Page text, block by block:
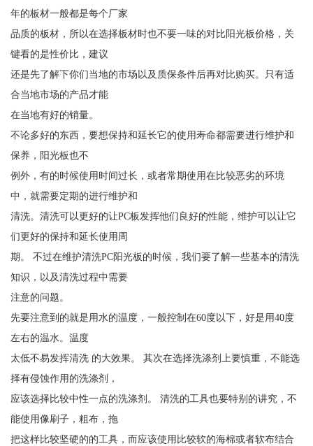
年的板材一般都是每个厂家
品质的板材，所以在选择板材时也不要一味的对比阳光板价格，关
键看的是性价比，建议
还是先了解下你们当地的市场以及质保条件后再对比购买。只有适
合当地市场的产品才能
在当地有好的销量。
不论多好的东西，要想保持和延长它的使用寿命都需要进行维护和
保养，阳光板也不
例外，有的时候使用时间过长，或者常期使用在比较恶劣的环境
中，就需要定期的进行维护和
清洗。清洗可以更好的让PC板发挥他们良好的性能，维护可以让它
们更好的保持和延长使用周
期。 不过在维护清洗PC阳光板的时候，我们要了解一些基本的清洗
知识，以及清洗过程中需要
注意的问题。
先要注意到的就是用水的温度，一般控制在60度以下，好是用40度
左右的温水。温度
太低不易发挥清洗 的大效果。 其次在选择洗涤剂上要慎重，不能选
择有侵蚀作用的洗涤剂，
应该选择比较中性一点的洗涤剂。 清洗的工具也要特别的讲究，不
能使用像刷子，粗布，拖
把这样比较坚硬的的工具，而应该使用比较软的海棉或者软布结合